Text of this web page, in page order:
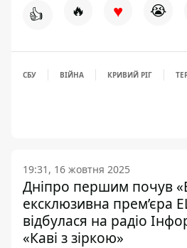
👍 🔥 ♥ 😭
СБУ ВІЙНА КРИВИЙ РІГ
19:31, 16 жовтня 2025
Дніпро першим почув
ексклюзивна прем’єра
відбулася на радіо
«Каві з зіркою»